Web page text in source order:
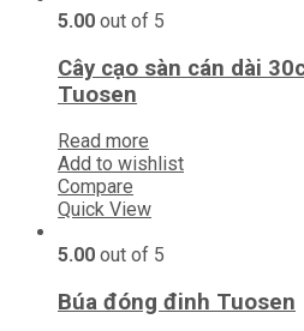
5.00 out of 5
Cây cạo sàn cán dài
Tuosen
Read more
Add to wishlist
Compare
Quick View
5.00 out of 5
Búa đóng đinh Tuosen